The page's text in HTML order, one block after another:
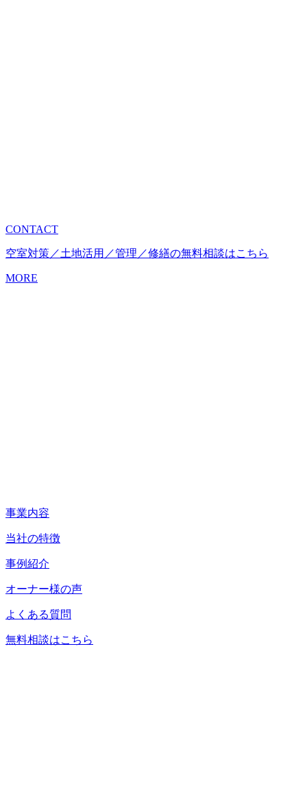
CONTACT
空室対策／土地活用／管理／修繕の無料相談はこちら
MORE
事業内容
当社の特徴
事例紹介
オーナー様の声
よくある質問
無料相談はこちら